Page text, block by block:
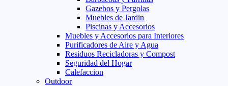
Gazebos y Pergolas
Muebles de Jardin
Piscinas y Accesorios
Muebles y Accesorios para Interiores
Purificadores de Aire y Agua
Residuos Recicladoras y Compost
Seguridad del Hogar
Calefaccion
Outdoor